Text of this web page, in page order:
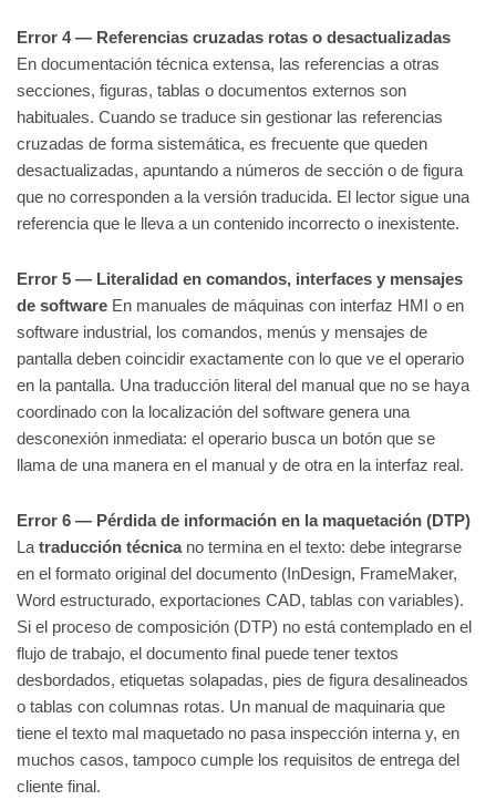
Error 4 — Referencias cruzadas rotas o desactualizadas
En documentación técnica extensa, las referencias a otras
secciones, figuras, tablas o documentos externos son
habituales. Cuando se traduce sin gestionar las referencias
cruzadas de forma sistemática, es frecuente que queden
desactualizadas, apuntando a números de sección o de figura
que no corresponden a la versión traducida. El lector sigue una
referencia que le lleva a un contenido incorrecto o inexistente.
Error 5 — Literalidad en comandos, interfaces y mensajes
de software En manuales de máquinas con interfaz HMI o en
software industrial, los comandos, menús y mensajes de
pantalla deben coincidir exactamente con lo que ve el operario
en la pantalla. Una traducción literal del manual que no se haya
coordinado con la localización del software genera una
desconexión inmediata: el operario busca un botón que se
llama de una manera en el manual y de otra en la interfaz real.
Error 6 — Pérdida de información en la maquetación (DTP)
La traducción técnicano termina en el texto: debe integrarse
en el formato original del documento (InDesign, FrameMaker,
Word estructurado, exportaciones CAD, tablas con variables).
Si el proceso de composición (DTP) no está contemplado en el
flujo de trabajo, el documento final puede tener textos
desbordados, etiquetas solapadas, pies de figura desalineados
o tablas con columnas rotas. Un manual de maquinaria que
tiene el texto mal maquetado no pasa inspección interna y, en
muchos casos, tampoco cumple los requisitos de entrega del
cliente final.